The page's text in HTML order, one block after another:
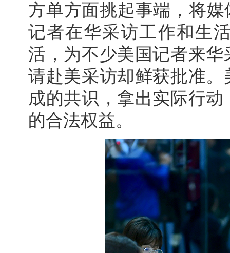
方单方面挑起事端，将
记者在华采访工作和生
活，为不少美国记者来
请赴美采访却鲜获批准
成的共识，拿出实际行
的合法权益。